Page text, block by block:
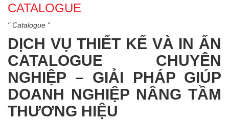
CATALOGUE
" Catalogue "
DỊCH VỤ THIẾT KẾ VÀ IN ẤN
CATALOGUE CHUYÊN
NGHIỆP – GIẢI PHÁP GIÚP
DOANH NGHIỆP NÂNG TẦM
THƯƠNG HIỆU